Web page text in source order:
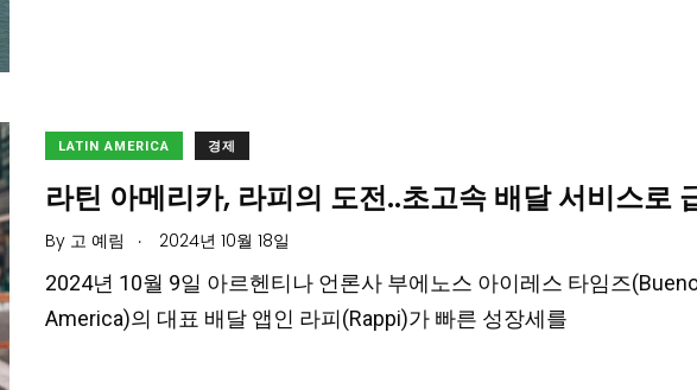
LATIN AMERICA 경제
라틴 아메리카, 라피의 도전..초고속 배달 서비스로
By 고 예림 . 2024년 10월 18일
2024년 10월 9일 아르헨티나 언론사 부에노스 아이레스 타임즈
America)의 대표 배달 앱인 라피(Rappi)가 빠른 성장세를